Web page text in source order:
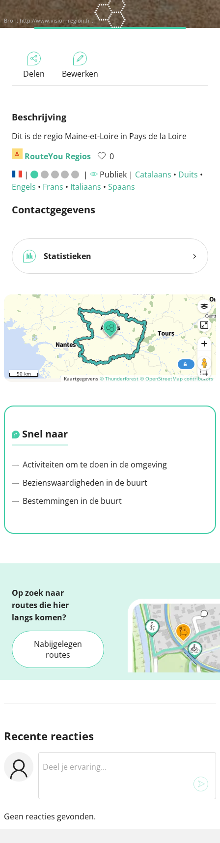
Bron: http://www.vision-region.fr...
Delen Bewerken
Beschrijving
Dit is de regio Maine-et-Loire in Pays de la Loire
RouteYou Regios
0
|
| Publiek | Catalaans • Duits •
Engels • Frans • Italiaans • Spaans
Contactgegevens
Statistieken
Kaartgegevens © Thunderforest © OpenStreetMap contributors
50 km
Snel naar
Activiteiten om te doen in de omgeving
Bezienswaardigheden in de buurt
Bestemmingen in de buurt
Op zoek naar
routes die hier
langs komen?
Nabijgelegen
routes
Recente reacties
Geen reacties gevonden.